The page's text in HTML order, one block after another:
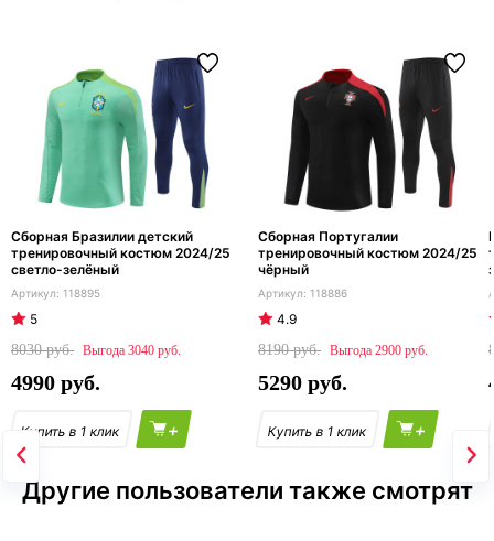
Сборная Бразилии детский
тренировочный костюм 2024/25
светло-зелёный
118895
5
8030
3040
4990
+
Сборная Португалии
тренировочный костюм 2024/25
чёрный
118886
4.9
8190
2900
5290
+
Другие пользователи также смотрят